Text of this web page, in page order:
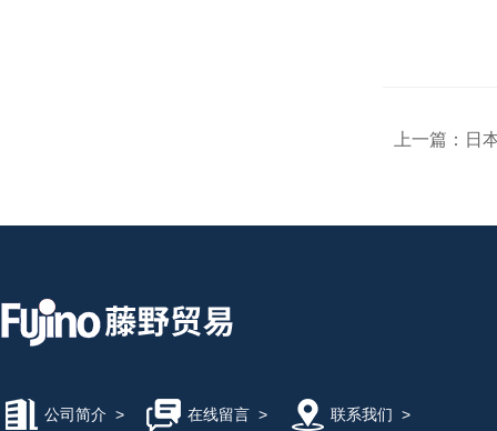
上一篇： 日
公司简介 > 在线留言> 联系我们 >